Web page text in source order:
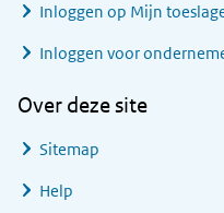
Inloggen op Mijn
Inloggen voor
Over deze site
Sitemap
Help